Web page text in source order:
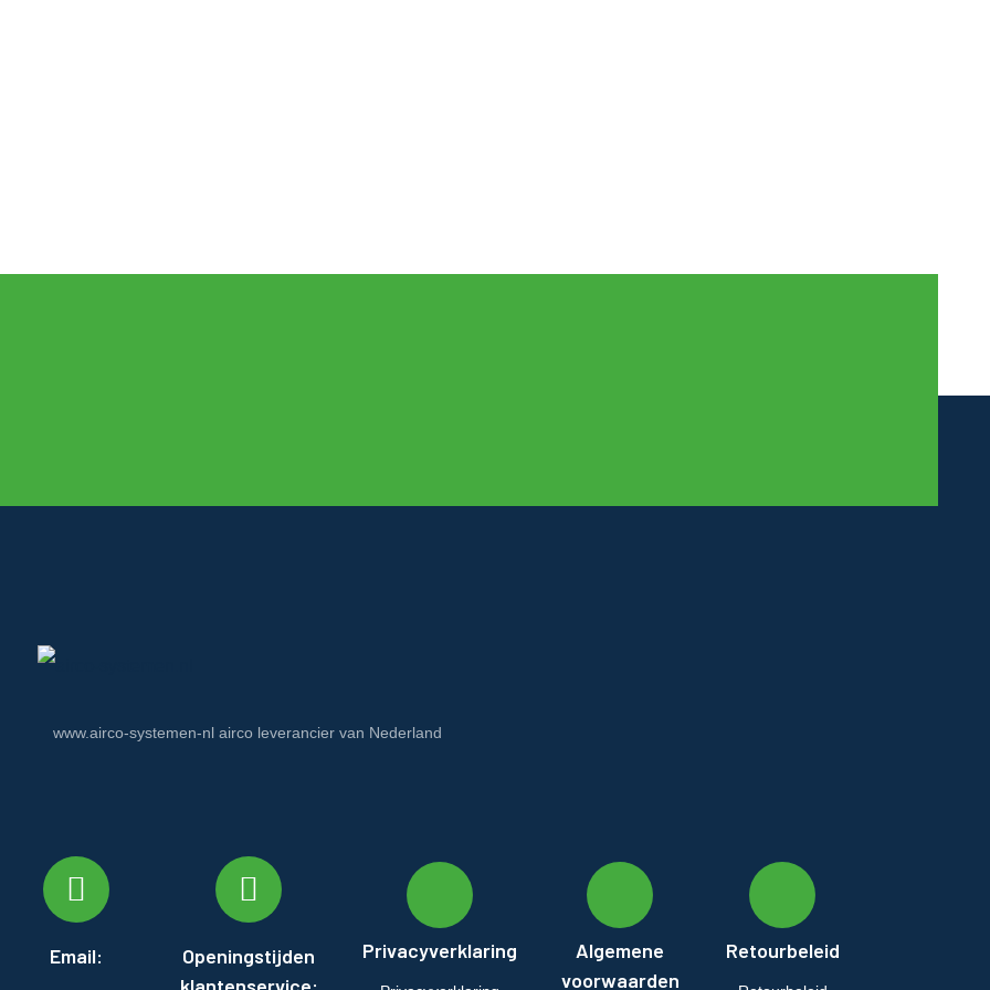
www.airco-systemen-nl airco leverancier van Nederland
Email:
Openingstijden
Privacyverklaring
Algemene
voorwaarden
Retourbeleid